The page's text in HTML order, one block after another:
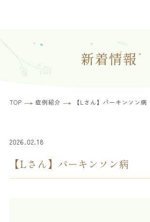
新着情報
TOP 症例紹介 【Lさん】パーキンソン病
2026.02.18
【Lさん】パーキンソン病